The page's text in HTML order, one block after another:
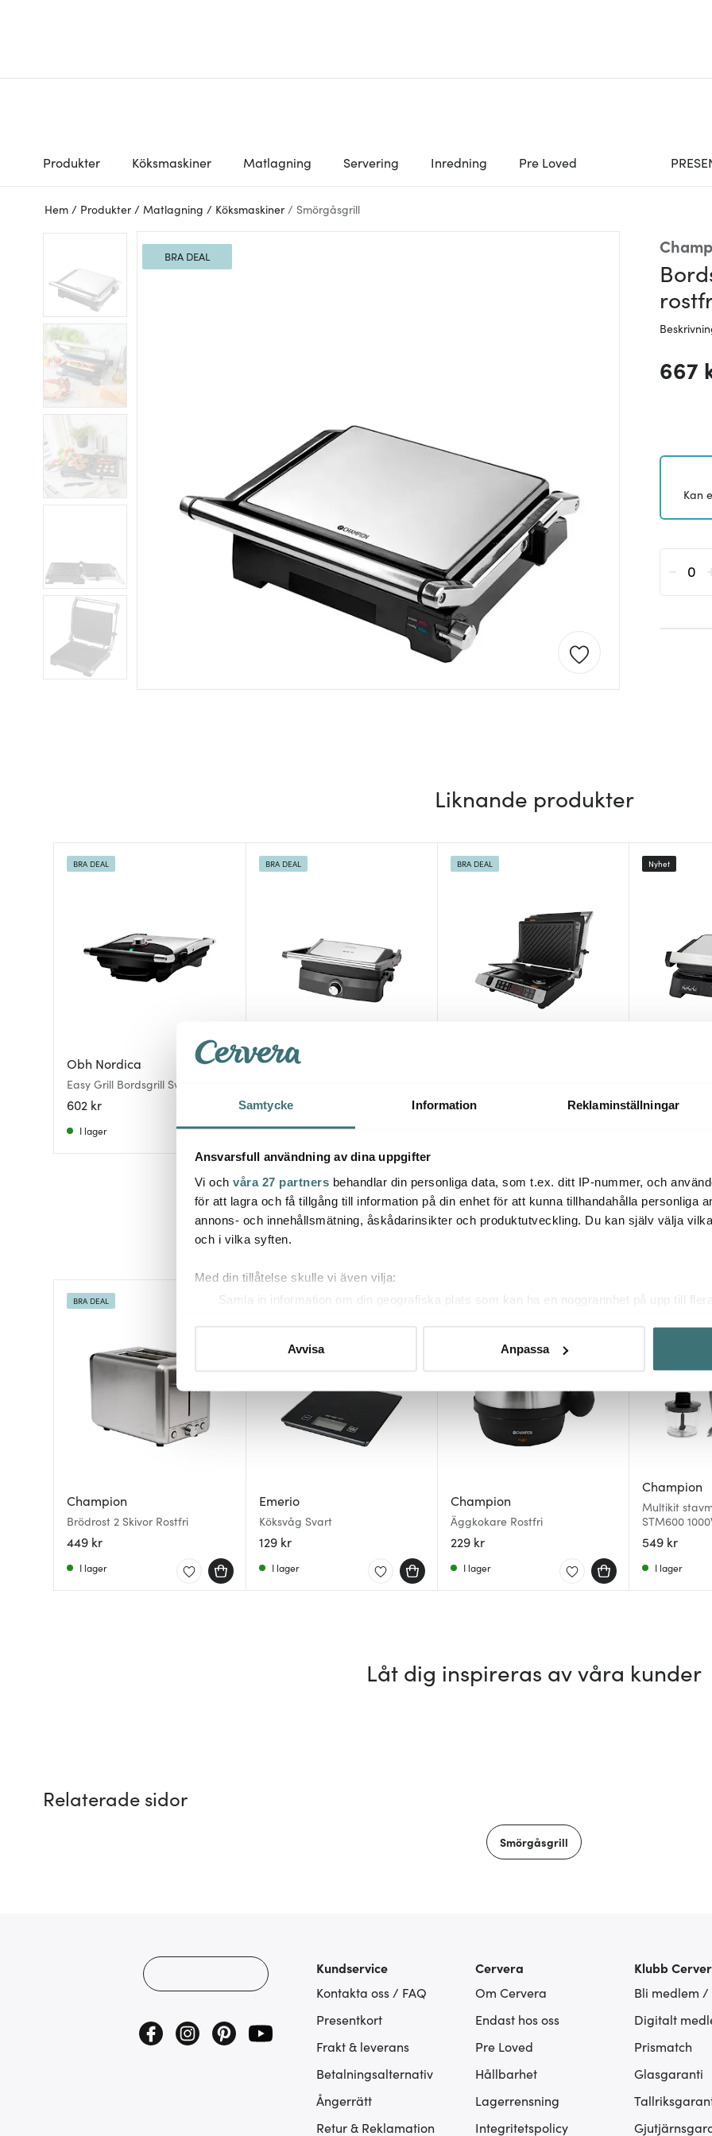
Samtycke Information Reklaminställningar
Ansvarsfull användning av dina uppgifter
Vi och våra 27 partners behandlar din personliga data, som t.ex. ditt IP-nummer, och
för att lagra och få tillgång till information på din enhet för att kunna tillhandahålla personliga
annons- och innehållsmätning, åskådarinsikter och produktutveckling. Du kan själv välja
och i vilka syften.
Med din tillåtelse skulle vi även vilja:
Samla in information om din geografiska plats som kan ha en noggrannhet på upp till
eller dra tillbaka ditt samtycke när som helst från cookie-förklaringen.
Vi använder cookies för att innehållet och annonserna ska anpassas efter det som vi tror
att vi kan analysera vår trafik och göra hemsidan ännu bättre. Du bestämmer själv vilka
av.
Avvisa Anpassa
Produkter Köksmaskiner Matlagning Servering Inredning Pre Loved
Hem / Produkter / Matlagning / Köksmaskiner / Smörgåsgrill
BRA DEAL
667
Kan
Liknande produkter
Obh Nordica
Easy Grill Bordsgrill Svart
602 kr
BRA DEAL
I lager
Emerio
Bordsgrill CG-130861 750W
489 kr
BRA DEAL
Få i lager
bordsgrill 2000W
3074 kr
BRA DEAL
rostfritt stål
1849 kr
Nyhet
Du kanske också gillar
Champion
Brödrost 2 Skivor Rostfri
449 kr
BRA DEAL
I lager
Emerio
Köksvåg Svart
129 kr
I lager
Champion
Äggkokare Rostfri
229 kr
BRA DEAL
I lager
Champion
Multikit
STM600
stål/svart
549 kr
BRA DEAL
I lager
Låt dig inspireras av våra kunder
Relaterade sidor
Smörgåsgrill
Kundservice
Kontakta oss / FAQ
Presentkort
Frakt & leverans
Betalningsalternativ
Ångerrätt
Retur & Reklamation
Cervera
Om Cervera
Endast hos oss
Pre Loved
Hållbarhet
Lagerrensning
Integritetspolicy
Klubb
Bli medlem /
Digitalt
Prismatch
Glasgaranti